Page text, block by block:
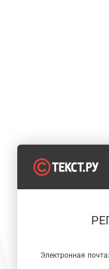
Электронная почта: